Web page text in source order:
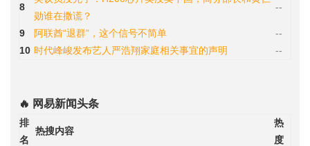
8
勋谁在撒谎？
--
9 阿联酋“退群”，这个信号不简单
--
10 时代峰峻发布艺人严浩翔家庭相关事宜的声明 --
🔥 网易新闻头条
排
名
热搜内容
热
度